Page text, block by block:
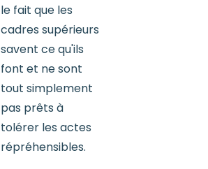
le fait que les
cadres supérieurs
savent ce qu'ils
font et ne sont
tout simplement
pas prêts à
tolérer les actes
répréhensibles.